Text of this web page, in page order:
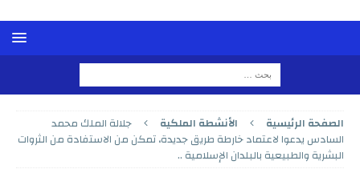
الصفحة الرئيسية الأنشطة الملكية
جلالة الملك محمد
السادس يدعوا لاعتماد خارطة طريق جديدة، تمكن من الاستفادة من الثروات
البشرية والطبيعية بالبلدان الإسلامية ..